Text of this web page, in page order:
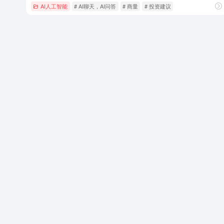
AI人工智能 # AI聊天，AI问答 # 商量 # 投资建议